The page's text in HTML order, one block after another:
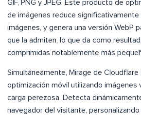
GIF, PNG y JPEG. Este producto de
de imágenes reduce significativamente
imágenes, y genera una versión WebP
que la admiten, lo que da como
comprimidas notablemente más
Simultáneamente, Mirage de Cloudflare
optimización móvil utilizando imágenes
carga perezosa. Detecta
navegador del visitante, personalizando